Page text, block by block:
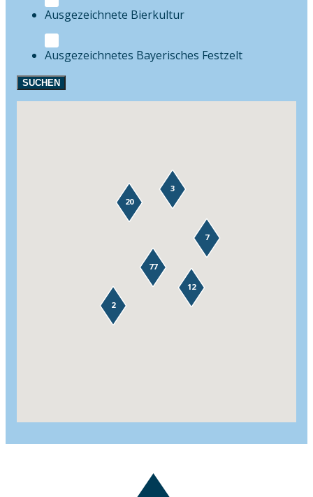
Bierkultur
Festzelt
SUCHEN
77
7
20
12
2
3